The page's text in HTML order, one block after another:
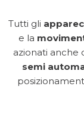
Tutti gli
e la
azionati anche
semi